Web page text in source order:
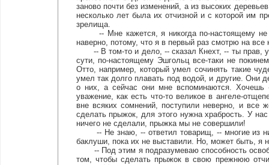
заново почти без изменений, а из высоких
несколько лет была их отчизной и с которой им
зрелища.
-- Мне кажется, я никогда по-настоящему не
наверно, потому, что я в первый раз смотрю на все
-- В том-то и дело, -- сказал Кнехт, -- ты прав,
сути, по-настоящему Эшгольц все-таки не
Отто, например, который умел сочинять такие
умел так долго плавать под водой, и другие. Они
о них, а сейчас они мне вспоминаются. Хочешь
уважение, как есть что-то великое в ангеле-
вне всяких сомнений, поступили неверно, и все
сделать прыжок, для этого нужна храбрость. У
ничего не сделали, прыжка мы не совершили!
-- Не знаю, -- ответил товарищ, -- многие из
баклуши, пока их не выставили. Но, может быть, я
-- Под этим я подразумеваю способность
том, чтобы сделать прыжок в свою прежнюю